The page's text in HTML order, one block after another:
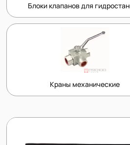
Блоки клапанов для
Краны механические